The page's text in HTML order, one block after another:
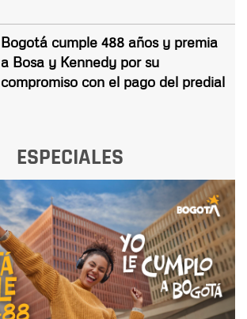
Bogotá cumple 488 años y premia
a Bosa y Kennedy por su
compromiso con el pago del predial
ESPECIALES